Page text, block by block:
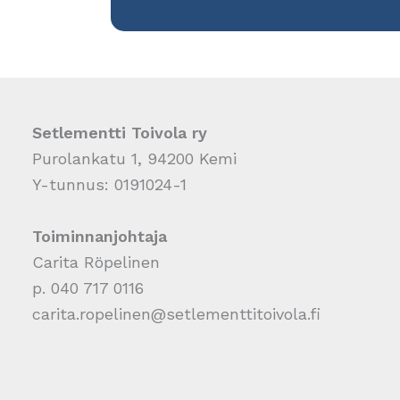
Setlementti Toivola ry
Purolankatu 1, 94200 Kemi
Y-tunnus: 0191024-1
Toiminnanjohtaja
Carita Röpelinen
p. 040 717 0116
carita.ropelinen@setlementtitoivola.fi